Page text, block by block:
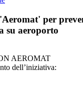
per
su aeroporto
AEROMAT
dell’iniziativa: